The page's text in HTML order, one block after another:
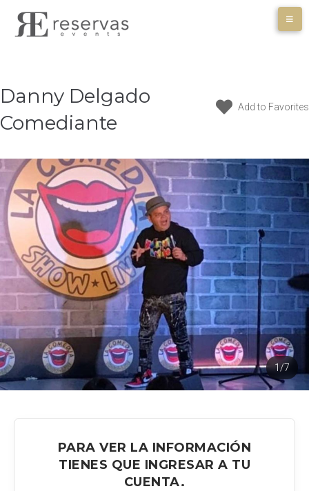
Danny Delgado
Comediante
Add to Favorites
1/7
PARA VER LA INFORMACIÓN
TIENES QUE INGRESAR A TU
CUENTA.